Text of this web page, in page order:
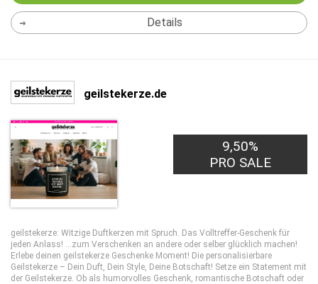
Details
geilstekerze.de
9,50%
PRO SALE
geilstekerze: Witzige Duftkerzen mit Spruch. Das Volltreffer-Geschenk für
jeden Anlass! …zum Verschenken an andere oder selber glücklich machen!
Erlebe deinen geilstekerze Geschenke Moment! Die personalisierbare
Geilstekerze – Dein Duft, Dein Style, Deine Botschaft! Setze ein Statement mit
der Geilstekerze. Ob als humorvolles Geschenk, romantische Botschaft oder